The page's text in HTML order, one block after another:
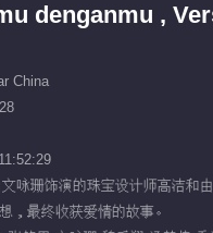
denganmu ,
China
咏珊饰演的珠宝设计师高洁
，最终收获爱情的故事。